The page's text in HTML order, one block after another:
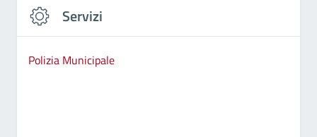
Servizi
Polizia Municipale